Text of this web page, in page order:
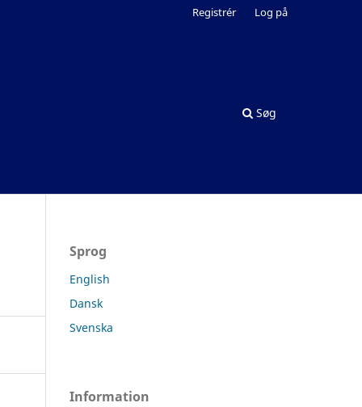
Søg
Registrér Log på
Sprog
English
Dansk
Svenska
Information